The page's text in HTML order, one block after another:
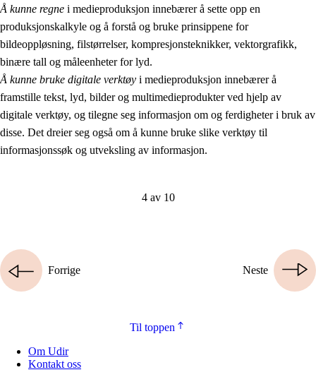
Å kunne regne i medieproduksjon innebærer å sette opp en
produksjonskalkyle og å forstå og bruke prinsippene for
bildeoppløsning, filstørrelser, kompresjonsteknikker, vektorgrafikk,
binære tall og måleenheter for lyd.
Å kunne bruke digitale verktøy i medieproduksjon innebærer å
framstille tekst, lyd, bilder og multimedieprodukter ved hjelp av
digitale verktøy, og tilegne seg informasjon om og ferdigheter i bruk av
disse. Det dreier seg også om å kunne bruke slike verktøy til
informasjonssøk og utveksling av informasjon.
4 av 10
Neste
Forrige
Til toppen
Om Udir
Kontakt oss